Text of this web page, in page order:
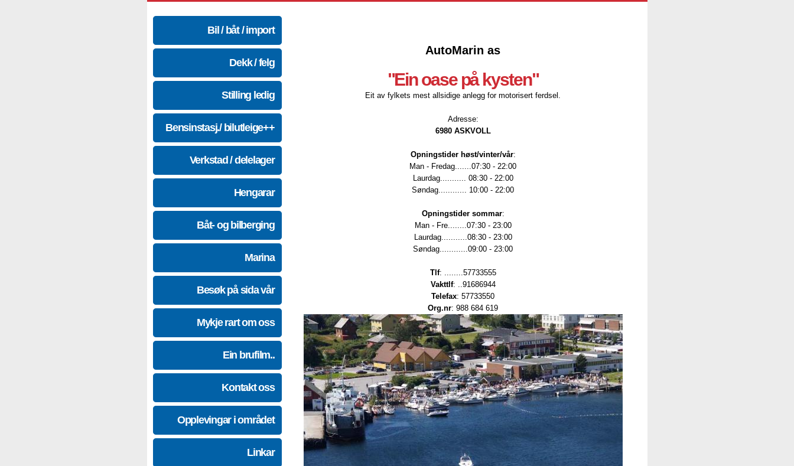
Bil / båt / import
Dekk / felg
Stilling ledig
Bensinstasj./ bilutleige++
Verkstad / delelager
Hengarar
Båt- og bilberging
Marina
Besøk på sida vår
Mykje rart om oss
Ein brufilm..
Kontakt oss
Opplevingar i området
Linkar
AutoMarin as
"Ein oase på kysten"
Eit av fylkets mest allsidige anlegg for motorisert ferdsel.
Adresse:
6980 ASKVOLL
Opningstider høst/vinter/vår:
Man - Fredag.......07:30 - 22:00
Laurdag........... 08:30 - 22:00
Søndag............ 10:00 - 22:00
Opningstider sommar:
Man - Fre........07:30 - 23:00
Laurdag...........08:30 - 23:00
Søndag............09:00 - 23:00
Tlf: ........57733555
Vakttlf: ..91686944
Telefax: 57733550
Org.nr: 988 684 619